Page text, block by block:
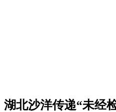
湖北沙洋传递“未经